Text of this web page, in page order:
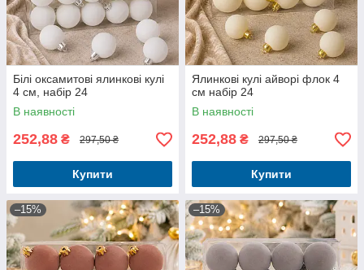
Білі оксамитові ялинкові кулі
4 см, набір 24
В наявності
252,88 ₴ 297,50 ₴
Купити
Ялинкові кулі айворі флок 4
см набір 24
В наявності
252,88 ₴ 297,50 ₴
Купити
–15% –15%